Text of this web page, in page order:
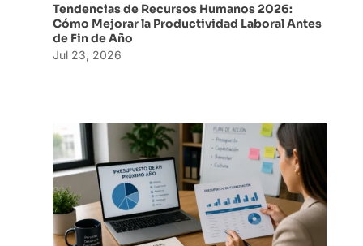
Tendencias de Recursos Humanos 2026:
Cómo Mejorar la Productividad Laboral Antes
de Fin de Año
Jul 23, 2026